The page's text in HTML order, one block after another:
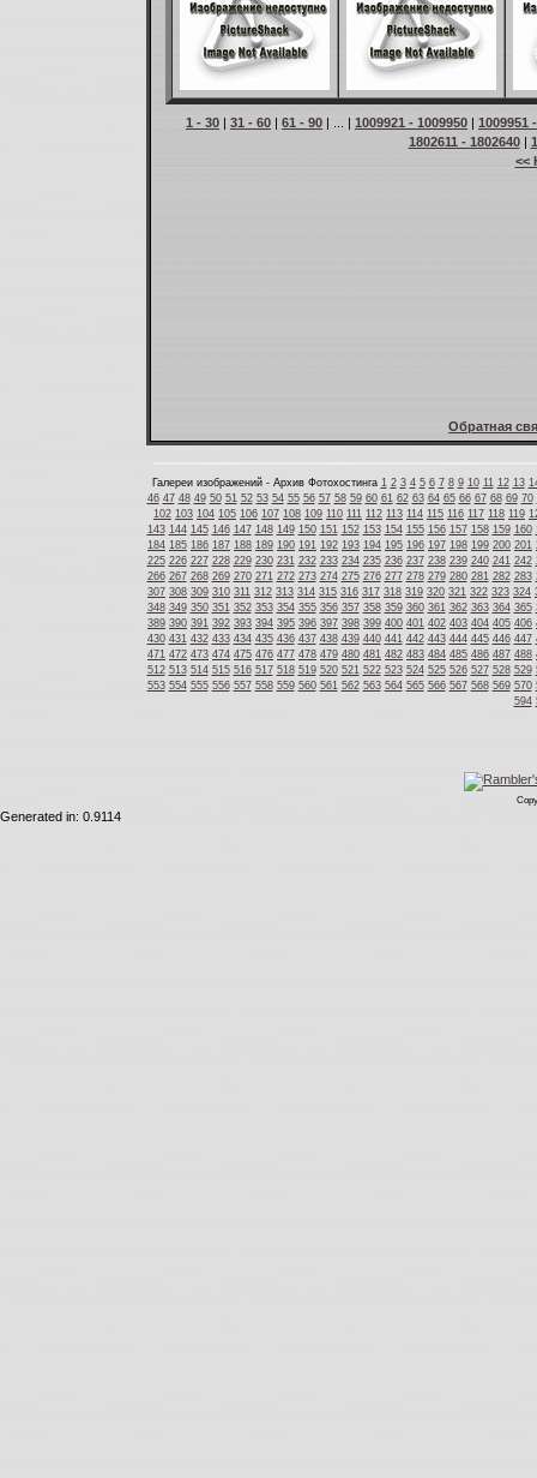
1 - 30 | 31 - 60 | 61 - 90 | ... | 1009921 - 1009950 | 1009951
1802611 - 1802640|
<<
Обратная
Галереи изображений - Архив Фотохостинга 1 2 3 4 5 6 7 8 9 10 11 12 13
46 47 48 49 50 51 52 53 54 55 56 57 58 59 60 61 62 63 64 65 66 67 68 69 70
102 103 104 105 106 107 108 109 110 111 112 113 114 115 116 117 118 119
143 144 145 146 147 148 149 150 151 152 153 154 155 156 157 158 159 160
184 185 186 187 188 189 190 191 192 193 194 195 196 197 198 199 200 201
225 226 227 228 229 230 231 232 233 234 235 236 237 238 239 240 241 242
266 267 268 269 270 271 272 273 274 275 276 277 278 279 280 281 282 283
307 308 309 310 311 312 313 314 315 316 317 318 319 320 321 322 323 324
348 349 350 351 352 353 354 355 356 357 358 359 360 361 362 363 364 365
389 390 391 392 393 394 395 396 397 398 399 400 401 402 403 404 405 406
430 431 432 433 434 435 436 437 438 439 440 441 442 443 444 445 446 447
471 472 473 474 475 476 477 478 479 480 481 482 483 484 485 486 487 488
512 513 514 515 516 517 518 519 520 521 522 523 524 525 526 527 528 529
553 554 555 556 557 558 559 560 561 562 563 564 565 566 567 568 569 570
594
Generated in: 0.9114